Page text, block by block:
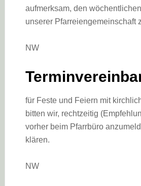
aufmerksam, den
unserer Pfarreiengemeinschaft
NW
für Feste und Feiern mit
bitten wir, rechtzeitig
vorher beim Pfarrbüro
klären.
NW